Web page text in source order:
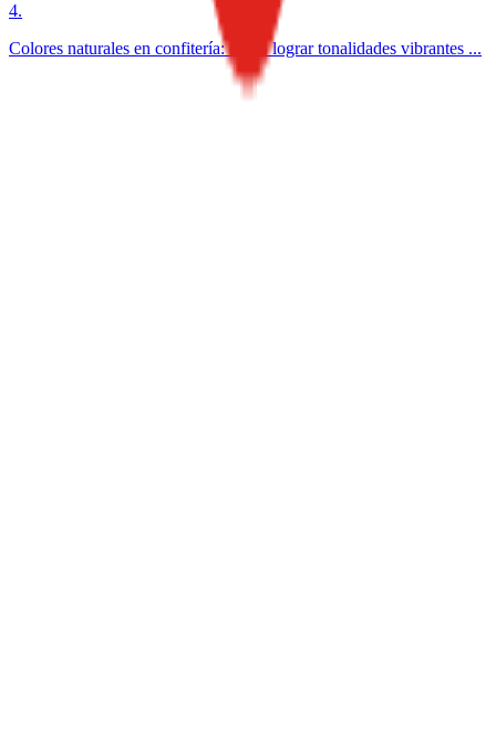
4.
Colores naturales en confitería: cómo lograr tonalidades vibrantes ...